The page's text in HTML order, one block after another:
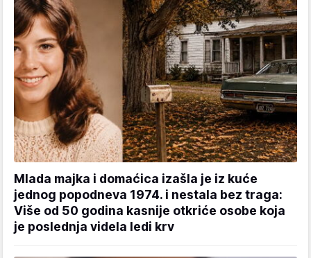
Mlada majka i domaćica izašla je iz kuće
jednog popodneva 1974. i nestala bez traga:
Više od 50 godina kasnije otkriće osobe koja
je poslednja videla ledi krv